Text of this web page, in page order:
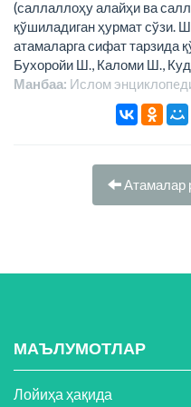
(саллаллоҳу алайҳи ва
қўшиладиган ҳурмат сўзи.
атамаларга сифат тарзида
Бухоройи Ш., Каломи Ш.,
Манбаа: Ислом
Атамалар
МАЪЛУМОТЛАР
Лойиҳа ҳақида